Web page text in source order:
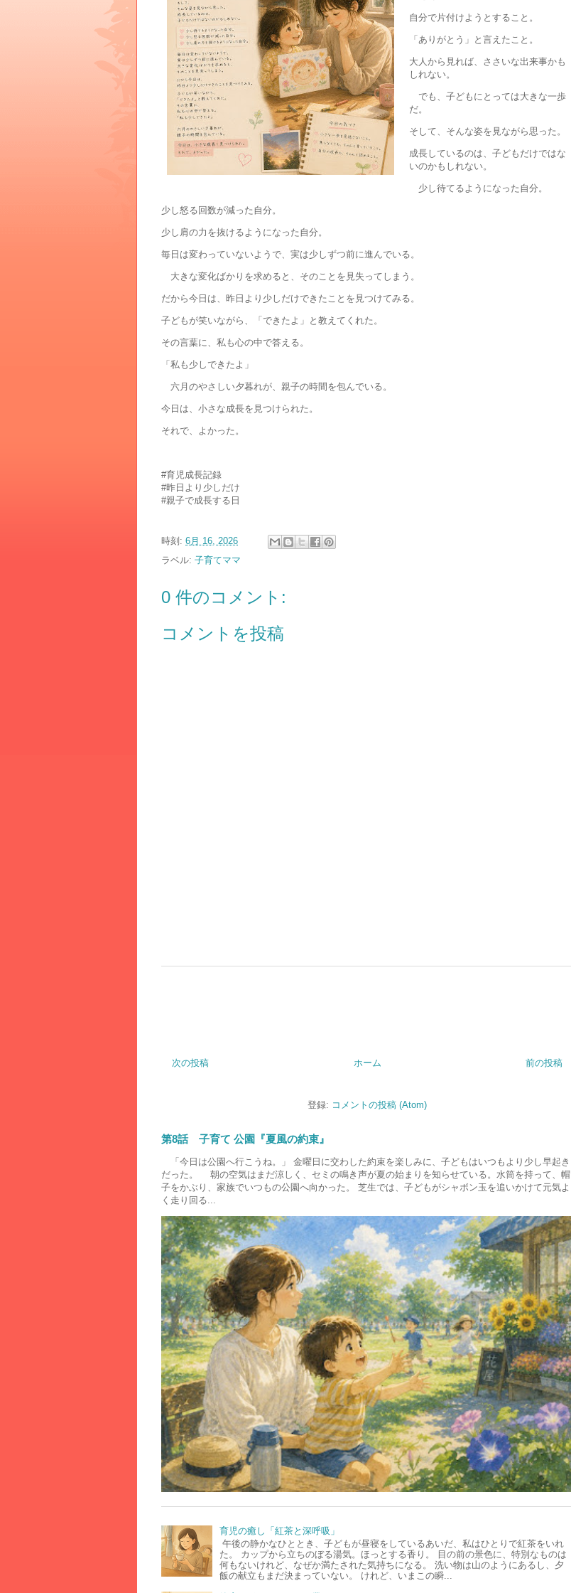
自分で片付けようとすること。
「ありがとう」と言えたこと。
大人から見れば、ささいな出来事かも
しれない。
でも、子どもにとっては大きな一歩
だ。
そして、そんな姿を見ながら思った。
成長しているのは、子どもだけではな
いのかもしれない。
少し待てるようになった自分。
少し怒る回数が減った自分。
少し肩の力を抜けるようになった自分。
毎日は変わっていないようで、実は少しずつ前に進んでいる。
大きな変化ばかりを求めると、そのことを見失ってしまう。
だから今日は、昨日より少しだけできたことを見つけてみる。
子どもが笑いながら、「できたよ」と教えてくれた。
その言葉に、私も心の中で答える。
「私も少しできたよ」
六月のやさしい夕暮れが、親子の時間を包んでいる。
今日は、小さな成長を見つけられた。
それで、よかった。
#育児成長記録
#昨日より少しだけ
#親子で成長する日
時刻: 6月 16, 2026
ラベル: 子育てママ
0 件のコメント:
コメントを投稿
次の投稿 前の投稿
ホーム
登録: コメントの投稿 (Atom)
第8話 子育て 公園『夏風の約束』
「今日は公園へ行こうね。」 金曜日に交わした約束を楽しみに、子どもはいつもより少し早起き
だった。 朝の空気はまだ涼しく、セミの鳴き声が夏の始まりを知らせている。水筒を持って、帽
子をかぶり、家族でいつもの公園へ向かった。 芝生では、子どもがシャボン玉を追いかけて元気よ
く走り回る...
育児の癒し「紅茶と深呼吸」
午後の静かなひととき、子どもが昼寝をしているあいだ、私はひとりで紅茶をいれ
た。 カップから立ちのぼる湯気。ほっとする香り。 目の前の景色に、特別なものは
何もないけれど、なぜか満たされた気持ちになる。 洗い物は山のようにあるし、夕
飯の献立もまだ決まっていない。 けれど、いまこの瞬...